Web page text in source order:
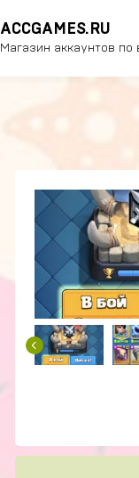
ACCGAMES.RU
Магазин аккаунтов